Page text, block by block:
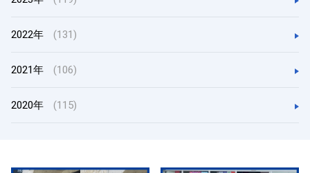
2022年 (131)
2021年 (106)
2020年 (115)